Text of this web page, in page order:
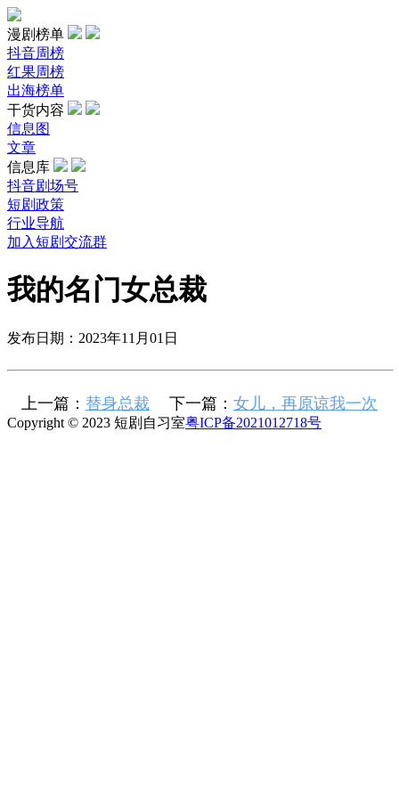
漫剧榜单
抖音周榜
红果周榜
出海榜单
干货内容
信息图
文章
信息库
抖音剧场号
短剧政策
行业导航
加入短剧交流群
我的名门女总裁
发布日期：2023年11月01日
上一篇： 替身总裁 下一篇： 女儿，再原谅我一次
Copyright © 2023 短剧自习室粤ICP备2021012718号